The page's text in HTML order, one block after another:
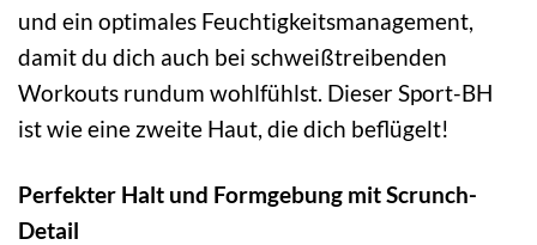
und ein optimales Feuchtigkeitsmanagement,
damit du dich auch bei schweißtreibenden
Workouts rundum wohlfühlst. Dieser Sport-BH
ist wie eine zweite Haut, die dich beflügelt!
Perfekter Halt und Formgebung mit Scrunch-
Detail